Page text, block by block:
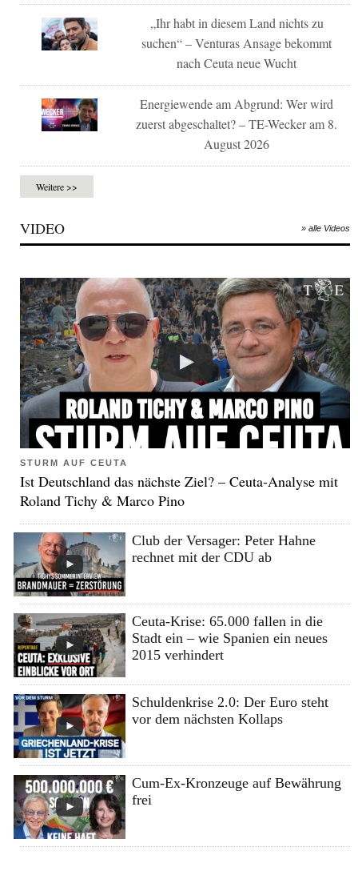
„Ihr habt in diesem Land nichts zu
suchen“ – Venturas Ansage bekommt
nach Ceuta neue Wucht
Energiewende am Abgrund: Wer wird
zuerst abgeschaltet? – TE-Wecker am 8.
August 2026
Weitere >>
VIDEO » alle Videos
STURM AUF CEUTA
Ist Deutschland das nächste Ziel? – Ceuta-Analyse mit
Roland Tichy & Marco Pino
Club der Versager: Peter Hahne
rechnet mit der CDU ab
Ceuta-Krise: 65.000 fallen in die
Stadt ein – wie Spanien ein neues
2015 verhindert
Schuldenkrise 2.0: Der Euro steht
vor dem nächsten Kollaps
Cum-Ex-Kronzeuge auf Bewährung
frei